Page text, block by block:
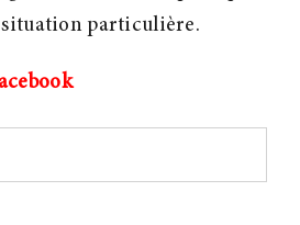
situation particulière.